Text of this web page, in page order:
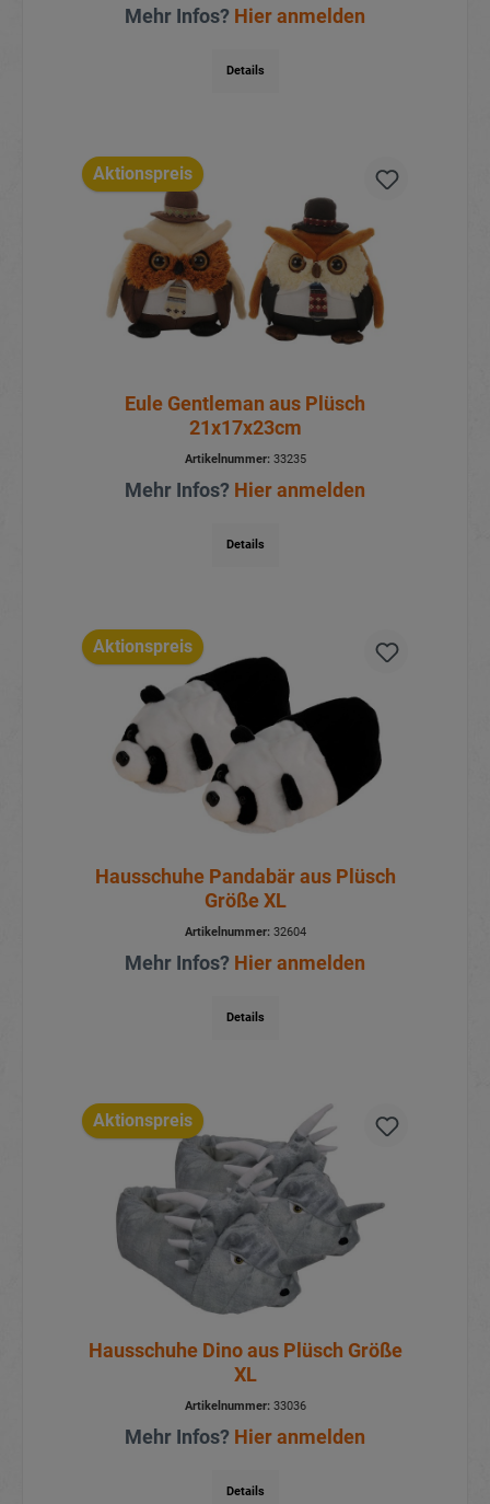
Mehr Infos? Hier anmelden
Details
Aktionspreis
Eule Gentleman aus Plüsch
21x17x23cm
Artikelnummer:33235
Mehr Infos? Hier anmelden
Details
Aktionspreis
Hausschuhe Pandabär aus Plüsch
Größe XL
Artikelnummer:32604
Mehr Infos? Hier anmelden
Details
Aktionspreis
Hausschuhe Dino aus Plüsch Größe
XL
Artikelnummer:33036
Mehr Infos? Hier anmelden
Details